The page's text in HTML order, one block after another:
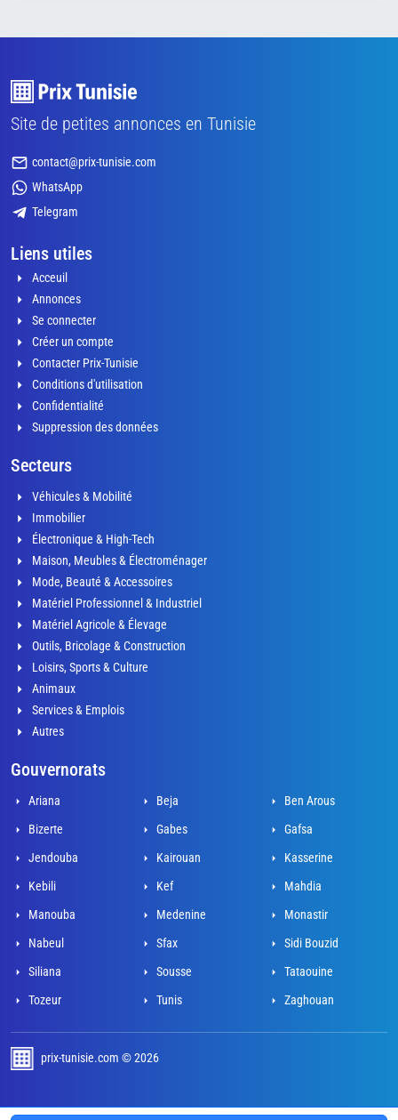
Site de petites annonces en Tunisie
contact@prix-tunisie.com
WhatsApp
Telegram
Liens utiles
Acceuil
Annonces
Se connecter
Créer un compte
Contacter Prix-Tunisie
Conditions d'utilisation
Confidentialité
Suppression des données
Secteurs
Véhicules & Mobilité
Immobilier
Électronique & High-Tech
Maison, Meubles & Électroménager
Mode, Beauté & Accessoires
Matériel Professionnel & Industriel
Matériel Agricole & Élevage
Outils, Bricolage & Construction
Loisirs, Sports & Culture
Animaux
Services & Emplois
Autres
Gouvernorats
Ariana Beja
Ben Arous
Bizerte
Gabes
Gafsa
Jendouba
Kairouan
Kasserine
Kebili
Kef
Mahdia
Manouba
Medenine
Monastir
Nabeul
Sfax
Sidi Bouzid
Siliana
Sousse
Tataouine
Tozeur
Tunis Zaghouan
prix-tunisie.com © 2026